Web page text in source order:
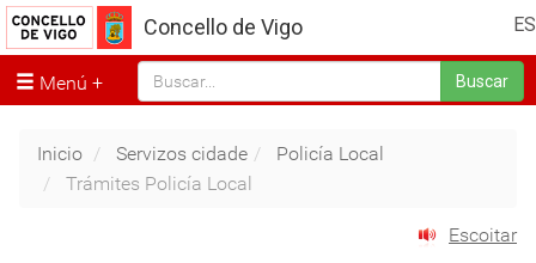
ES
Concello de Vigo
Menú Buscar
Inicio Servizos cidade
Policía Local
Trámites Policía Local
Escoitar